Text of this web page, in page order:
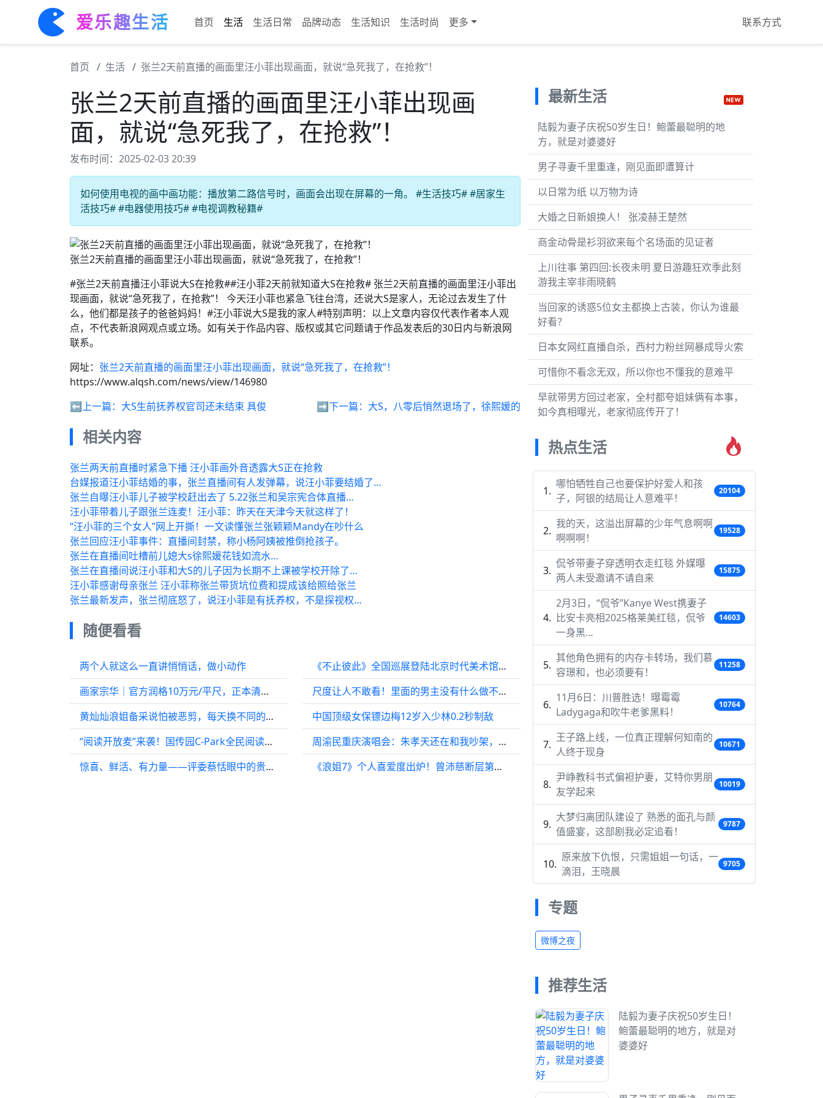
爱乐趣生活 首页 生活 生活日常 品牌动态 生活知识 生活时尚 更多 联系方式
首页 生活 张兰2天前直播的画面里汪小菲出现画面，就说“急死我了，在抢救”！
张兰2天前直播的画面里汪小菲出现画
面，就说“急死我了，在抢救”！
发布时间：2025-02-03 20:39
如何使用电视的画中画功能：播放第二路信号时，画面会出现在屏幕的一角。 #生活技巧# #居家生
活技巧# #电器使用技巧# #电视调教秘籍#
张兰2天前直播的画面里汪小菲出现画面，就说“急死我了，在抢救”！
#张兰2天前直播汪小菲说大S在抢救##汪小菲2天前就知道大S在抢救# 张兰2天前直播的画面里汪小菲出
现画面，就说“急死我了，在抢救”！ ​​​今天汪小菲也紧急飞往台湾，还说大S是家人，无论过去发生了什
么，他们都是孩子的爸爸妈妈！#汪小菲说大S是我的家人#特别声明：以上文章内容仅代表作者本人观
点，不代表新浪网观点或立场。如有关于作品内容、版权或其它问题请于作品发表后的30日内与新浪网
联系。
网址： 张兰2天前直播的画面里汪小菲出现画面，就说“急死我了，在抢救”！
https://www.alqsh.com/news/view/146980
⬅️上一篇： 大S生前抚养权官司还未结束 具俊 ➡️下一篇： 大S，八零后悄然退场了，徐熙媛的
相关内容
张兰两天前直播时紧急下播 汪小菲画外音透露大S正在抢救
台媒报道汪小菲结婚的事，张兰直播间有人发弹幕，说汪小菲要结婚了…
张兰自曝汪小菲儿子被学校赶出去了 5.22张兰和吴宗宪合体直播…
汪小菲带着儿子跟张兰连麦！汪小菲：昨天在天津今天就这样了！
“汪小菲的三个女人”网上开撕！一文读懂张兰张颖颖Mandy在吵什么
张兰回应汪小菲事件：直播间封禁，称小杨阿姨被推倒抢孩子。
张兰在直播间吐槽前儿媳大s徐熙媛花钱如流水…
张兰在直播间说汪小菲和大S的儿子因为长期不上课被学校开除了…
汪小菲感谢母亲张兰 汪小菲称张兰带货坑位费和提成该给照给张兰
张兰最新发声，张兰彻底怒了，说汪小菲是有抚养权，不是探视权…
随便看看
两个人就这么一直讲悄悄话，做小动作
画家宗华｜官方润格10万元/平尺，正本清源，重塑艺术价值
黄灿灿浪姐备采说怕被恶剪，每天换不同的发型
“阅读开放麦”来袭！国传园C-Park全民阅读季与读者相约“人间精神便利店”
惊喜、鲜活、有力量——评委蔡恬眼中的贵州红色文创
《不止彼此》全国巡展登陆北京时代美术馆，打造八大沉浸式场景
尺度让人不敢看！里面的男主没有什么做不出来
中国顶级女保镖边梅12岁入少林0.2秒制敌
周渝民重庆演唱会：朱孝天还在和我吵架，但他是我唯一的朋友！
《浪姐7》个人喜爱度出炉！曾沛慈断层第一却暴跌惹争议
最新生活
陆毅为妻子庆祝50岁生日！鲍蕾最聪明的地
方，就是对婆婆好
男子寻妻千里重逢，刚见面即遭算计
以日常为纸 以万物为诗
大婚之日新娘换人！ 张凌赫王楚然
商金动骨是衫羽欲来每个名场面的见证者
上川往事 第四回:长夜未明 夏日游趣狂欢季此刻
游我主宰非雨晓鹤
当回家的诱惑5位女主都换上古装，你认为谁最
好看？
日本女网红直播自杀，西村力粉丝网暴成导火索
可惜你不看念无双，所以你也不懂我的意难平
早就带男方回过老家，全村都夸姐妹俩有本事，
如今真相曝光，老家彻底传开了！
热点生活
哪怕牺牲自己也要保护好爱人和孩
子，阿银的结局让人意难平！
20104
我的天，这溢出屏幕的少年气息啊啊
啊啊啊！
19528
侃爷带妻子穿透明衣走红毯 外媒曝
两人未受邀请不请自来
15875
2月3日，“侃爷”Kanye West携妻子
比安卡亮相2025格莱美红毯，侃爷
一身黑…
14603
其他角色拥有的内存卡转场，我们慕
容璟和，也必须要有！
11258
11月6日：川普胜选！曝霉霉
Ladygaga和吹牛老爹黑料！
10764
王子路上线，一位真正理解何知南的
人终于现身
10671
尹峥教科书式偏袒护妻，艾特你男朋
友学起来
10019
大梦归离团队建设了 熟悉的面孔与颜
值盛宴，这部剧我必定追看！
9787
原来放下仇恨，只需姐姐一句话，一
滴泪，王晓晨
9705
专题
微博之夜
推荐生活
陆毅为妻子庆祝50岁生日！
鲍蕾最聪明的地方，就是对
婆婆好